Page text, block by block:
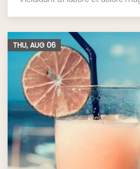
THU, AUG 06